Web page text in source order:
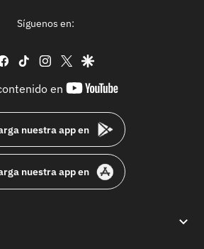
Síguenos en:
facebook
tiktok instagram
twittergoogle
en
youtube-
nuestra app en
nuestra app en